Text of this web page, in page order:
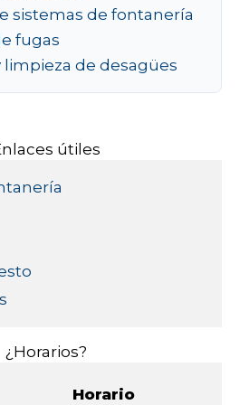
sistemas de fontanería
fugas
limpieza de desagües
útiles
¿Horarios?
Horario